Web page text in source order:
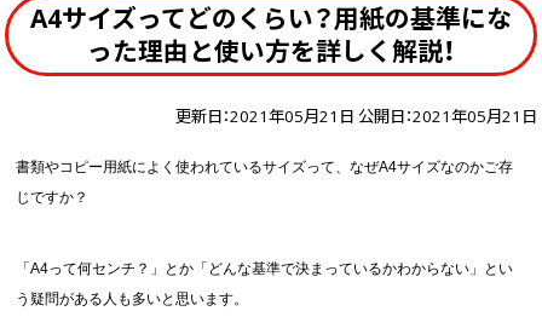
A4サイズってどのくらい？用紙の基準にな
った理由と使い方を詳しく解説！
更新日：2021年05月21日 公開日：2021年05月21日
書類やコピー用紙によく使われているサイズって、なぜA4サイズなのかご存
じですか？
「A4って何センチ？」とか「どんな基準で決まっているかわからない」とい
う疑問がある人も多いと思います。
入金・決済後、入金情報画面に反映されま
せん。
価格表にない部数の注文は可能ですか？
任意の部数単位で帯をかけて納品できま
初回特典の1000ポイントを使用するに
は？
見本と印刷データの比較はしてくれます